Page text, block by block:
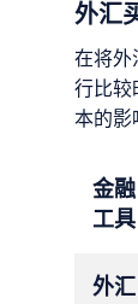
外汇
在将外
行比较
本的影
金融
工具
外汇